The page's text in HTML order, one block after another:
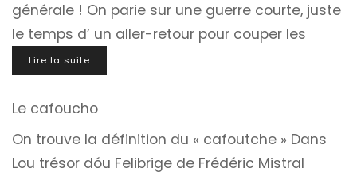
générale ! On parie sur une guerre courte, juste
le temps d’ un aller-retour pour couper les
Lire la suite
Le cafoucho
On trouve la définition du « cafoutche » Dans
Lou trésor dóu Felibrige de Frédéric Mistral